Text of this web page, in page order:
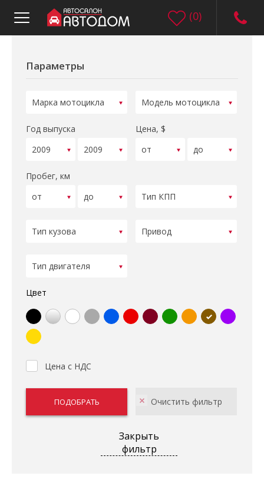
(0)
Параметры
Год выпуска Цена, $
Пробег, км
Цвет
Цена с НДС
Закрыть
фильтр